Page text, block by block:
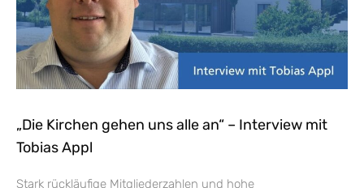
„Die Kirchen gehen uns alle an“ – Interview mit
Tobias Appl
Stark rückläufige Mitgliederzahlen und hohe